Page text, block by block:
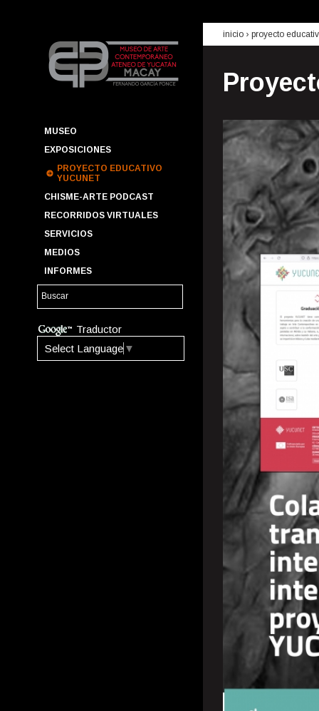
MUSEO
EXPOSICIONES
PROYECTO EDUCATIVO
YUCUNET
CHISME-ARTE PODCAST
RECORRIDOS VIRTUALES
SERVICIOS
MEDIOS
INFORMES
Traductor
Select Language ▼
inicio › proyecto